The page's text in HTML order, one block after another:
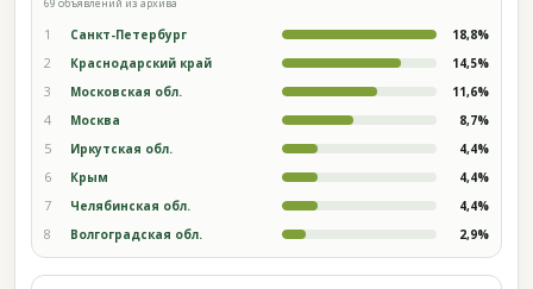
1 Санкт-Петербург 18,8%
2 Краснодарский край 14,5%
3 Московская обл. 11,6%
4 Москва 8,7%
5 Иркутская обл. 4,4%
6 Крым 4,4%
7 Челябинская обл. 4,4%
8 Волгоградская обл. 2,9%